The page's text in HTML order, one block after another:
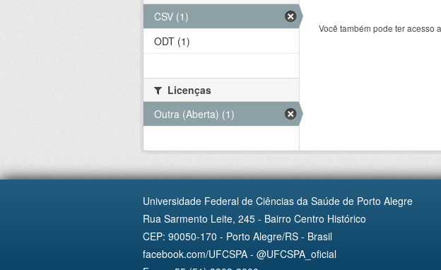
Você também pode ter acesso
CSV (1)
ODT (1)
Licenças
Outra (Aberta) (1)
Universidade Federal de Ciências da Saúde de Porto Alegre
Rua Sarmento Leite, 245 - Bairro Centro Histórico
CEP: 90050-170 - Porto Alegre/RS - Brasil
facebook.com/UFCSPA - @UFCSPA_oficial